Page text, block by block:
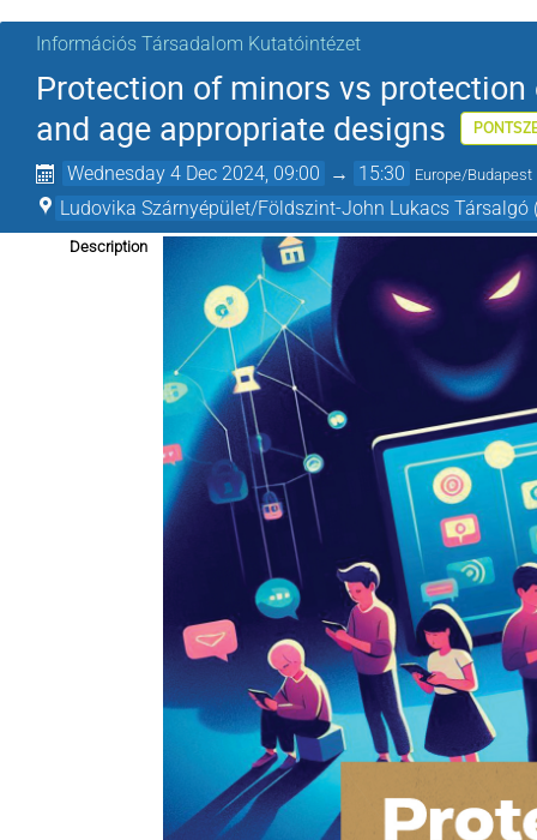
Információs Társadalom Kutatóintézet
Protection of minors vs
and age appropriate designs
Wednesday 4 Dec 2024, 09:00 → 15:30 Europe/Budapest
Ludovika Szárnyépület/Földszint-John Lukacs Társalgó
Description